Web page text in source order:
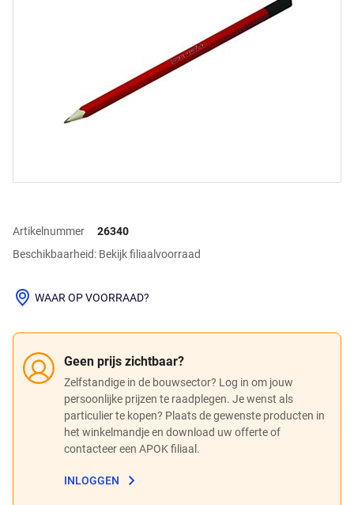
Artikelnummer
26340
Beschikbaarheid: Bekijk filiaalvoorraad
Geen prijs zichtbaar?
Zelfstandige in de bouwsector? Log in om jouw
persoonlijke prijzen te raadplegen. Je wenst als
particulier te kopen? Plaats de gewenste producten in
het winkelmandje en download uw offerte of
contacteer een APOK filiaal.
INLOGGEN
WAAR OP VOORRAAD?